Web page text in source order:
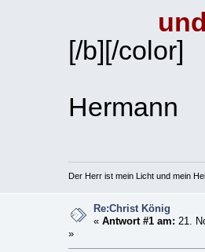
[/b][/color]
Hermann
Der Herr ist mein Licht und mein
Re:Christ König
«Antwort #1 am: 21.
»